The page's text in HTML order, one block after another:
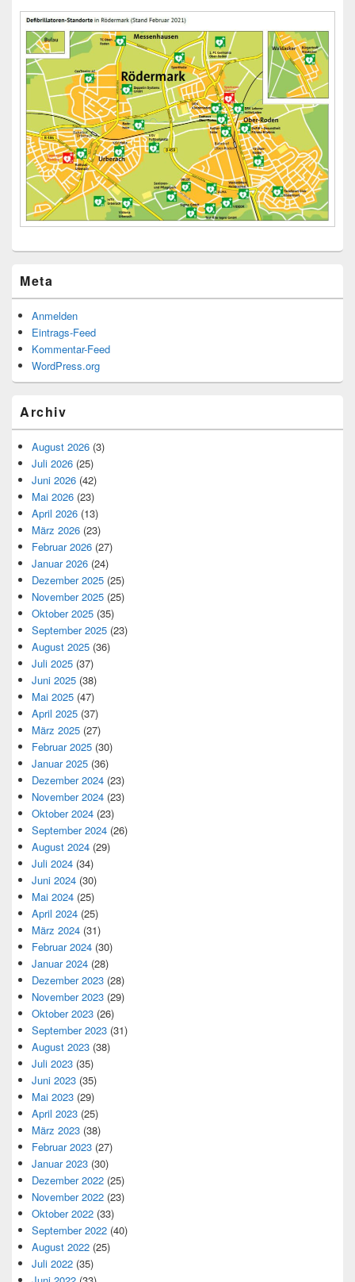
Meta
Anmelden
Eintrags-Feed
Kommentar-Feed
WordPress.org
Archiv
August 2026 (3)
Juli 2026 (25)
Juni 2026 (42)
Mai 2026 (23)
April 2026 (13)
März 2026 (23)
Februar 2026 (27)
Januar 2026 (24)
Dezember 2025 (25)
November 2025 (25)
Oktober 2025 (35)
September 2025 (23)
August 2025 (36)
Juli 2025 (37)
Juni 2025 (38)
Mai 2025 (47)
April 2025 (37)
März 2025 (27)
Februar 2025 (30)
Januar 2025 (36)
Dezember 2024 (23)
November 2024 (23)
Oktober 2024 (23)
September 2024 (26)
August 2024 (29)
Juli 2024 (34)
Juni 2024 (30)
Mai 2024 (25)
April 2024 (25)
März 2024 (31)
Februar 2024 (30)
Januar 2024 (28)
Dezember 2023 (28)
November 2023 (29)
Oktober 2023 (26)
September 2023 (31)
August 2023 (38)
Juli 2023 (35)
Juni 2023 (35)
Mai 2023 (29)
April 2023 (25)
März 2023 (38)
Februar 2023 (27)
Januar 2023 (30)
Dezember 2022 (25)
November 2022 (23)
Oktober 2022 (33)
September 2022 (40)
August 2022 (25)
Juli 2022 (35)